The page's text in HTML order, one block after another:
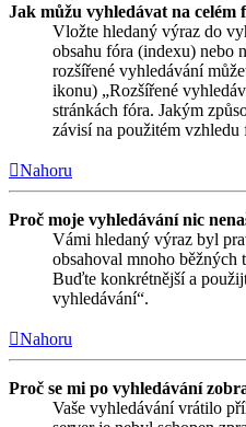
Jak můžu vyhledávat na
Vložte hledaný výraz do
obsahu fóra (indexu) nebo
rozšířené vyhledávání
ikonu) „Rozšířené
stránkách fóra. Jakým
závisí na použitém vzhledu
Nahoru
Proč moje vyhledávání nic
Vámi hledaný výraz byl
obsahoval mnoho běžných
Buďte konkrétnější a
vyhledávání“.
Nahoru
Proč se mi po vyhledávání
Vaše vyhledávání vrátilo